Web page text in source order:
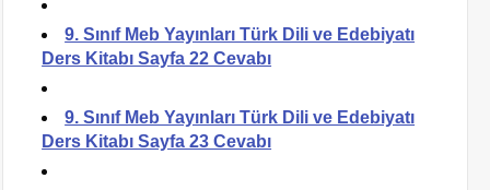
9. Sınıf Meb Yayınları Türk Dili ve Edebiyatı
Ders Kitabı Sayfa 22 Cevabı
9. Sınıf Meb Yayınları Türk Dili ve Edebiyatı
Ders Kitabı Sayfa 23 Cevabı